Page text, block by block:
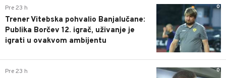
0
Pre 23 h
Trener Vitebska pohvalio Banjalučane:
Publika Borčev 12. igrač, uživanje je
igrati u ovakvom ambijentu
0
Pre 23 h